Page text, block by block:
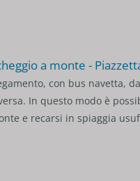
a monte -
con bus navetta,
In questo modo è
e recarsi in spiaggia